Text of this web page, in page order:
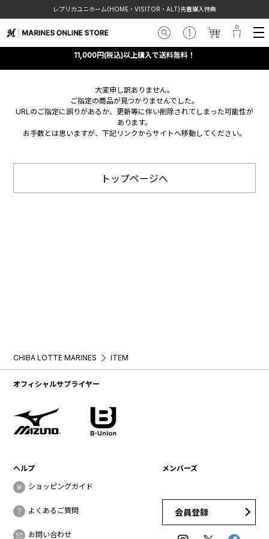
レプリカユニホーム(HOME・VISITOR・ALT)先着購入特典
11,000円(税込)以上購入で送料無料！
大変申し訳ありません。
ご指定の商品が見つかりませんでした。
URLのご指定に誤りがあるか、更新等に伴い削除されてしまった可能性が
あります。
お手数とは思いますが、下記リンクからサイトへ移動してください。
トップページへ
CHIBA LOTTE MARINES ITEM
オフィシャルサプライヤー
ヘルプ
ショッピングガイド
よくあるご質問
お問い合わせ
メンバーズ
会員登録